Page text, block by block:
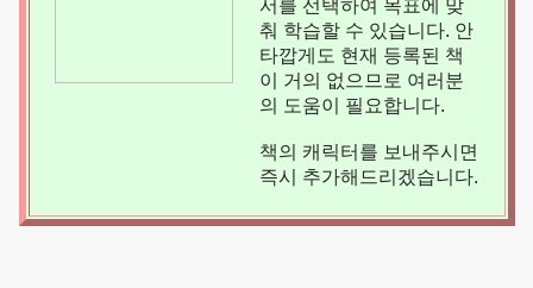
서를 선택하여 목표에 맞
춰 학습할 수 있습니다. 안
타깝게도 현재 등록된 책
이 거의 없으므로 여러분
의 도움이 필요합니다.
책의 캐릭터를 보내주시면
즉시 추가해드리겠습니다.